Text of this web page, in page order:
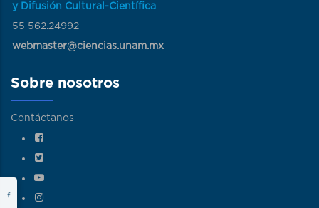
y Difusión Cultural-Científica
55 562.24992
webmaster@ciencias.unam.mx
Sobre nosotros
Contáctanos